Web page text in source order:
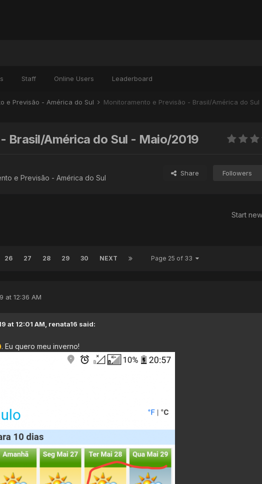
Staff Online Users Leaderboard
e Previsão - América do Sul Monitoramento e Previsão - Brasil/América do Sul
Brasil/América do Sul - Maio/2019
e Previsão - América do Sul
Share Followers
Start
26 27 28 29 30 NEXT Page 25 of 33
at 12:36 AM
at 12:01 AM, renata16 said:
. Eu quero meu inverno!